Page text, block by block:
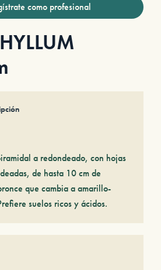
como profesional
a redondeado, con hojas
de hasta 10 cm de
que cambia a amarillo-
suelos ricos y ácidos.